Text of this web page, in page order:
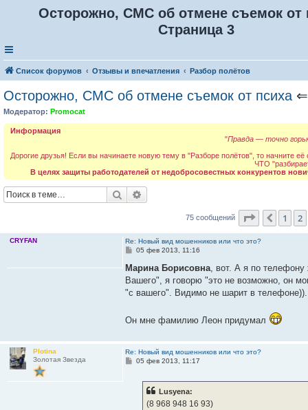
Осторожно, СМС об отмене съемок от
Страница 3
Список форумов Отзывы и впечатления Разбор полётов
Осторожно, СМС об отмене съемок от психа
Модератор: Promocat
Информация
"Правда — точно
Дорогие друзья! Если вы начинаете новую тему в "Разборе полётов", то начните
ЧТО
В целях защиты работодателей от недобросовестных конкурентов
Поиск
75 сообщений Страница3
Пред.
1 2
CRYFAN
Re: Новый вид мошенников или что это?
С
о
щ
е
05 фев 2013, 11:16
Марина Борисовна, вот. А я по
Вашего", я говорю "это не возможно, он
"с вашего". Видимо не шарит в телефоне)).
Он мне фамилию Леон придумал
Plotina
Золотая Звезда
Re: Новый вид мошенников или что это?
С05 фев 2013, 11:17
Lusyena:
(8 968 948 16 93)